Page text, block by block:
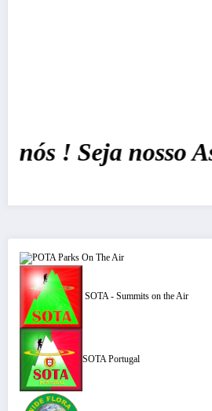
! Seja nosso
POTA Parks On The Air
SOTA - Summits on the Air
SOTA Portugal